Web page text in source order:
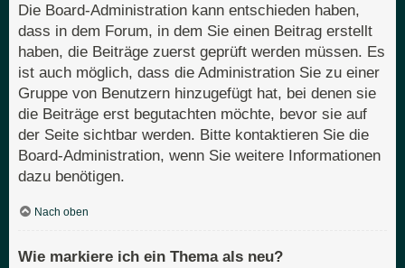
Die Board-Administration kann entschieden haben,
dass in dem Forum, in dem Sie einen Beitrag erstellt
haben, die Beiträge zuerst geprüft werden müssen. Es
ist auch möglich, dass die Administration Sie zu einer
Gruppe von Benutzern hinzugefügt hat, bei denen sie
die Beiträge erst begutachten möchte, bevor sie auf
der Seite sichtbar werden. Bitte kontaktieren Sie die
Board-Administration, wenn Sie weitere Informationen
dazu benötigen.
Nach oben
Wie markiere ich ein Thema als neu?